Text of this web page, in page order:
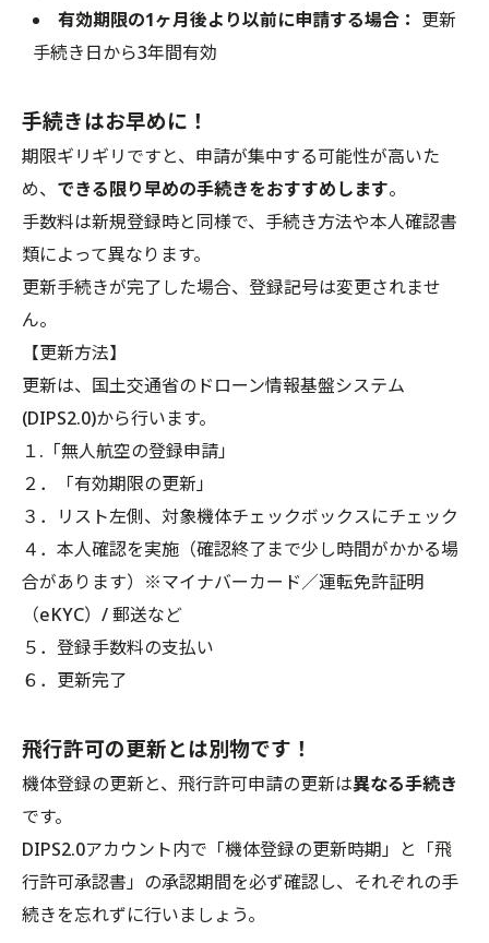
有効期限の1ヶ月後より以前に申請する場合： 更新
手続き日から3年間有効
手続きはお早めに！
期限ギリギリですと、申請が集中する可能性が高いた
め、 できる限り早めの手続きをおすすめします。
手数料は新規登録時と同様で、手続き方法や本人確認書
類によって異なります。
更新手続きが完了した場合、登録記号は変更されませ
ん。
【更新方法】
更新は、国土交通省のドローン情報基盤システム
(DIPS2.0)から行います。
１.「無人航空の登録申請」
２．「有効期限の更新」
３．リスト左側、対象機体チェックボックスにチェック
４．本人確認を実施（確認終了まで少し時間がかかる場
合があります）※マイナバーカード／運転免許証明
（eKYC）/ 郵送など
５．登録手数料の支払い
６．更新完了
飛行許可の更新とは別物です！
機体登録の更新と、飛行許可申請の更新は異なる手続き
です。
DIPS2.0アカウント内で「機体登録の更新時期」と「飛
行許可承認書」の承認期間を必ず確認し、それぞれの手
続きを忘れずに行いましょう。